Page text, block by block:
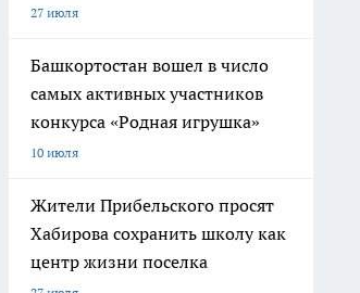
27 июля
Башкортостан вошел в число
самых активных участников
конкурса «Родная игрушка»
10 июля
Жители Прибельского просят
Хабирова сохранить школу как
центр жизни поселка